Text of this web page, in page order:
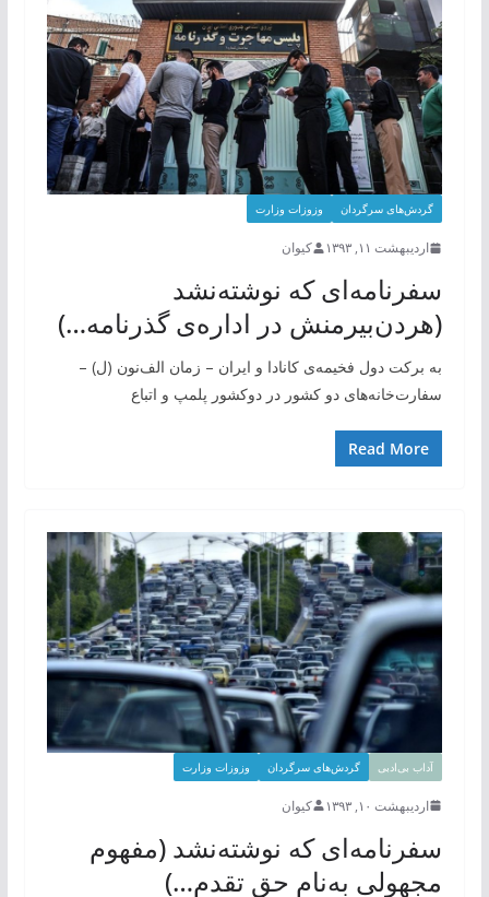
گردش‌های سرگردان وزوزات وزارت
اردیبهشت ۱۱, ۱۳۹۳ کیوان
سفرنامه‌ای که نوشته‌نشد
(هردن‌بیرمنش در اداره‌ی گذرنامه…)
به برکت دول فخیمه‌ی کانادا و ایران – زمان الف‌نون (ل) –
سفارت‌خانه‌های دو کشور در دوکشور پلمپ و اتباع
Read More
آداب بی‌ادبی گردش‌های سرگردان وزوزات وزارت
اردیبهشت ۱۰, ۱۳۹۳ کیوان
سفرنامه‌ای که نوشته‌نشد (مفهوم
مجهولی به‌نام حق تقدم…)